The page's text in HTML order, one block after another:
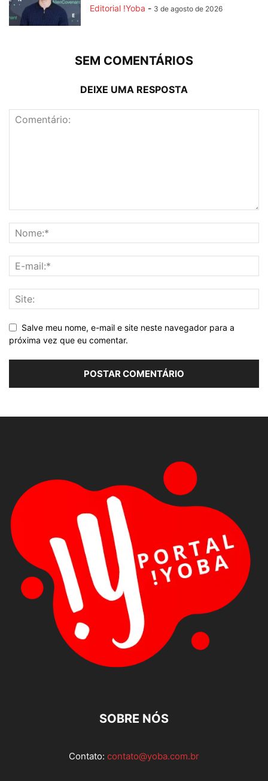
Editorial !Yoba - 3 de agosto de 2026
SEM COMENTÁRIOS
DEIXE UMA RESPOSTA
Salve meu nome, e-mail e site neste navegador para a
próxima vez que eu comentar.
SOBRE NÓS
Contato: contato@yoba.com.br